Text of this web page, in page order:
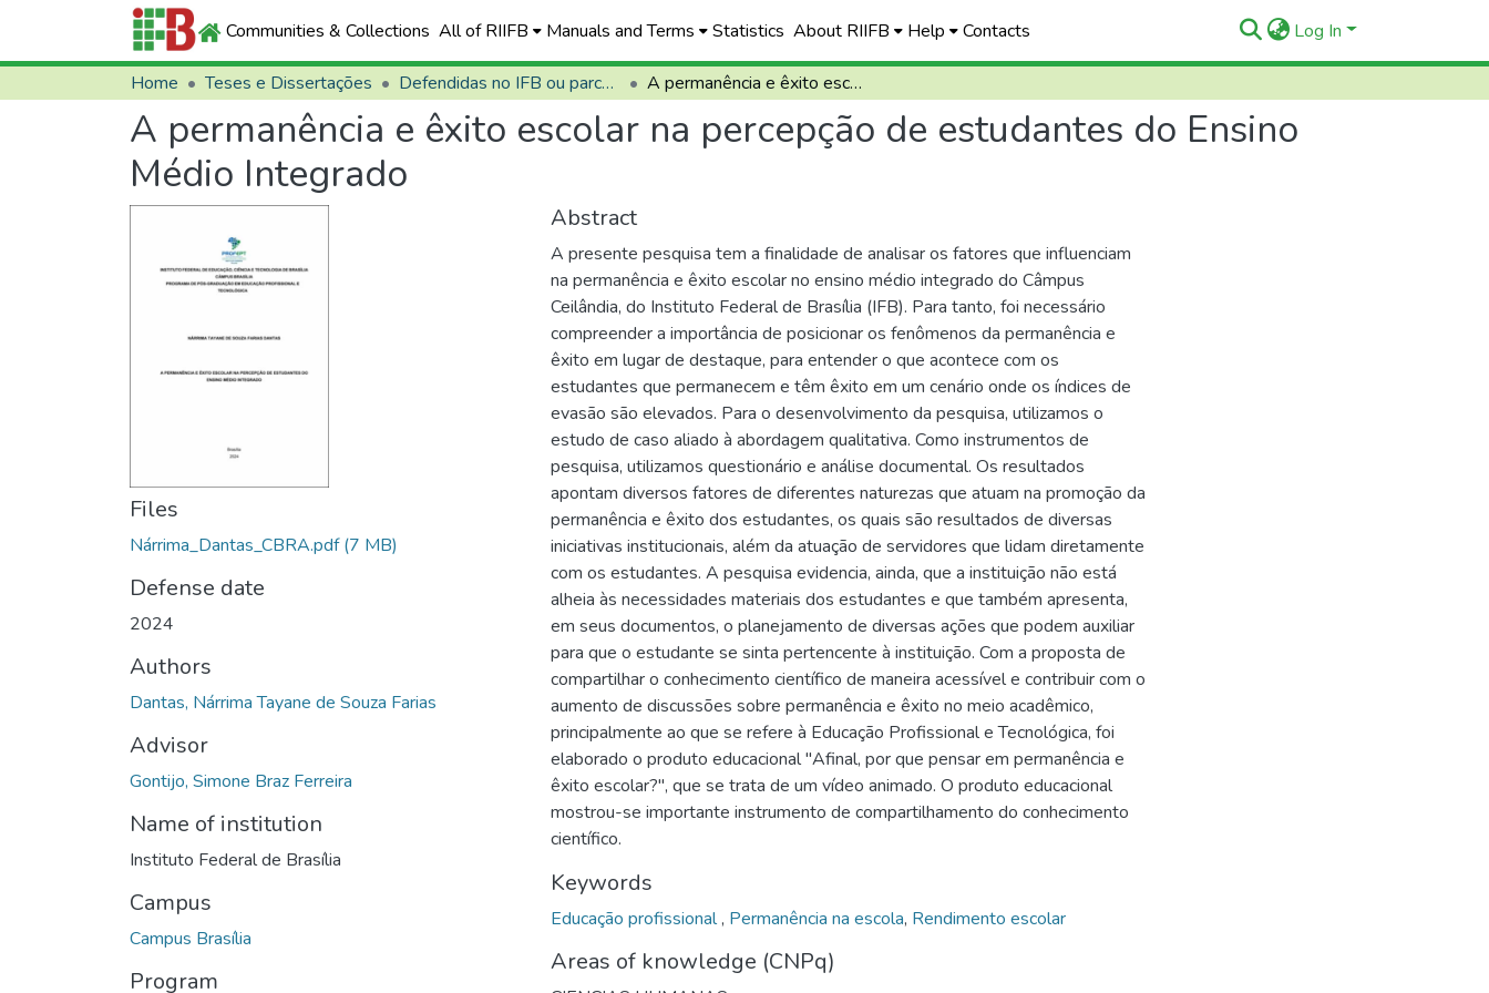
Communities & Collections All of RIIFB Manuals and Terms Statistics About RIIFB Help Contacts Log In
Home Teses e Dissertações Defendidas no IFB ou parceiros A permanência e êxito escolar na percepção de estudantes do Ensino Médio Integrado
A permanência e êxito escolar na percepção de estudantes do Ensino
Médio Integrado
Files
Nárrima_Dantas_CBRA.pdf(7 MB)
Defense date
2024
Authors
Dantas, Nárrima Tayane de Souza Farias
Advisor
Gontijo, Simone Braz Ferreira
Name of institution
Instituto Federal de Brasília
Campus
Campus Brasília
Program
Abstract
A presente pesquisa tem a finalidade de analisar os fatores que influenciam
na permanência e êxito escolar no ensino médio integrado do Câmpus
Ceilândia, do Instituto Federal de Brasília (IFB). Para tanto, foi necessário
compreender a importância de posicionar os fenômenos da permanência e
êxito em lugar de destaque, para entender o que acontece com os
estudantes que permanecem e têm êxito em um cenário onde os índices de
evasão são elevados. Para o desenvolvimento da pesquisa, utilizamos o
estudo de caso aliado à abordagem qualitativa. Como instrumentos de
pesquisa, utilizamos questionário e análise documental. Os resultados
apontam diversos fatores de diferentes naturezas que atuam na promoção da
permanência e êxito dos estudantes, os quais são resultados de diversas
iniciativas institucionais, além da atuação de servidores que lidam diretamente
com os estudantes. A pesquisa evidencia, ainda, que a instituição não está
alheia às necessidades materiais dos estudantes e que também apresenta,
em seus documentos, o planejamento de diversas ações que podem auxiliar
para que o estudante se sinta pertencente à instituição. Com a proposta de
compartilhar o conhecimento científico de maneira acessível e contribuir com o
aumento de discussões sobre permanência e êxito no meio acadêmico,
principalmente ao que se refere à Educação Profissional e Tecnológica, foi
elaborado o produto educacional "Afinal, por que pensar em permanência e
êxito escolar?", que se trata de um vídeo animado. O produto educacional
mostrou-se importante instrumento de compartilhamento do conhecimento
científico.
Keywords
Educação profissional, Permanência na escola, Rendimento escolar
Areas of knowledge (CNPq)